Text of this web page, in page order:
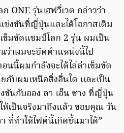
ONE รุ่นเฮฟวี่เวต กล่าวว่า
งขันที่ญี่ปุ่นและได้โอกาสเติม
ข็มขัดแชมป์โลก 2 รุ่น ผมเป็น
ว่าผมจะยึดตำแหน่งนี้ไป
นนี้ผมกำลังจะได้ไล่ล่าเข็มขัด
กับผมเหนือสิ่งอื่นใด และเป็น
ขันกับออง ลา เอ็น ซาง ที่ญี่ปุ่น
ห้เป็นจริงมาถึงแล้ว ขอบคุณ วัน
ที่ทำให้ไฟต์นี้เกิดขึ้นมาได้”